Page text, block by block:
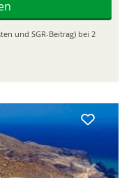
und SGR-Beitrag) bei 2